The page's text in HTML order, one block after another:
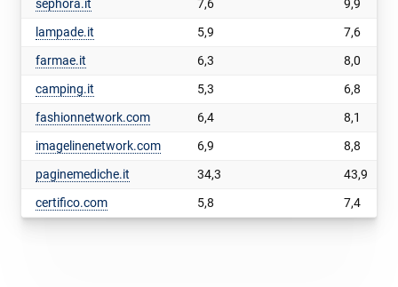
sephora.it
7,6
9,9
lampade.it
5,9
7,6
farmae.it
6,3
8,0
camping.it
5,3
6,8
fashionnetwork.com
6,4
8,1
imagelinenetwork.com
6,9
8,8
paginemediche.it
34,3
43,9
certifico.com
5,8 7,4